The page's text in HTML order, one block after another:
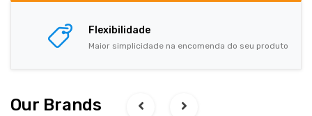
Flexibilidade
Maior simplicidade na encomenda do seu produto
Our Brands